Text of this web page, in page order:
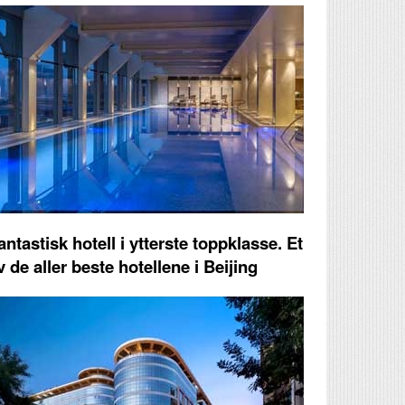
hotell i ytterste toppklasse. Et
de aller beste hotellene i Beijing